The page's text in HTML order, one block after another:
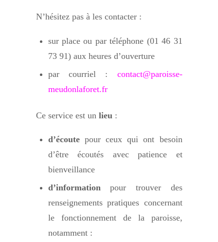
N’hésitez pas à les contacter :
sur place ou par téléphone (01 46 31
73 91) aux heures d’ouverture
par courriel : contact@paroisse-
meudonlaforet.fr
Ce service est un lieu :
d’écoutepour ceux qui ont besoin
d’être écoutés avec patience et
bienveillance
d’information pour trouver des
renseignements pratiques concernant
le fonctionnement de la paroisse,
notamment :